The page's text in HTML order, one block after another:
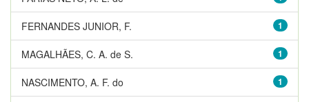
1
FERNANDES JUNIOR, F.
1
MAGALHÃES, C. A. de S.
1
NASCIMENTO, A. F. do